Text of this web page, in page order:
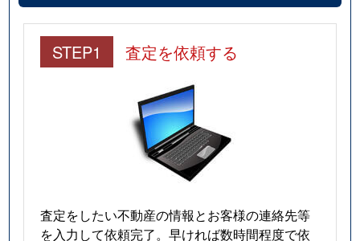
STEP1 査定を依頼する
査定をしたい不動産の情報とお客様の連絡先等
を入力して依頼完了。早ければ数時間程度で依